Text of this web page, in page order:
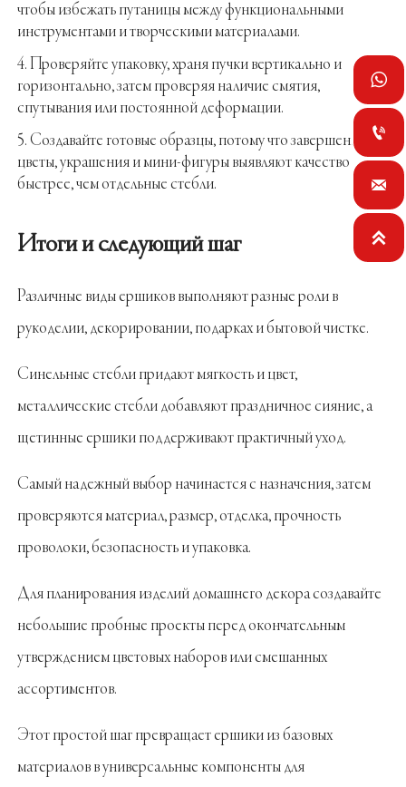
чтобы избежать путаницы между функциональными
инструментами и творческими материалами.
Проверяйте упаковку, храня пучки вертикально и
горизонтально, затем проверяя наличие смятия,
спутывания или постоянной деформации.
Создавайте готовые образцы, потому что завершенные
цветы, украшения и мини-фигуры выявляют качество
быстрее, чем отдельные стебли.
Итоги и следующий шаг
Различные виды ершиков выполняют разные роли в
рукоделии, декорировании, подарках и бытовой чистке.
Синельные стебли придают мягкость и цвет,
металлические стебли добавляют праздничное сияние, а
щетинные ершики поддерживают практичный уход.
Самый надежный выбор начинается с назначения, затем
проверяются материал, размер, отделка, прочность
проволоки, безопасность и упаковка.
Для планирования изделий домашнего декора создавайте
небольшие пробные проекты перед окончательным
утверждением цветовых наборов или смешанных
ассортиментов.
Этот простой шаг превращает ершики из базовых
материалов в универсальные компоненты для



